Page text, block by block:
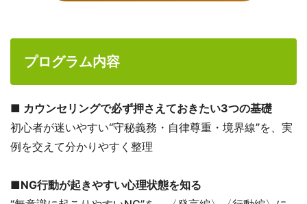
プログラム内容
■ カウンセリングで必ず押さえておきたい3つの基礎
初心者が迷いやすい“守秘義務・自律尊重・境界線”を、実
例を交えて分かりやすく整理
■NG行動が起きやすい心理状態を知る